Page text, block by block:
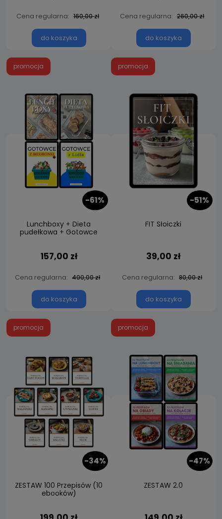
Cena regularna: 160,00 zł
do koszyka
Cena regularna: 260,00 zł
do koszyka
-61%
Lunchboxy + Dieta
pudełkowa + Gotowce
157,00 zł
Cena regularna: 400,00 zł
do koszyka
promocja
-51%
FIT Słoiczki
39,00 zł
Cena regularna: 80,00 zł
do koszyka
promocja
-34%
ZESTAW 100 Przepisów (10
ebooków)
promocja
-47%
ZESTAW 2.0
promocja